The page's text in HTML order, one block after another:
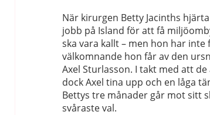
När kirurgen Betty Jacinths
jobb på Island för att få
ska vara kallt – men hon har
välkomnande hon får av den
Axel Sturlasson. I takt med att
dock Axel tina upp och en låga
Bettys tre månader går mot sitt
svåraste val.